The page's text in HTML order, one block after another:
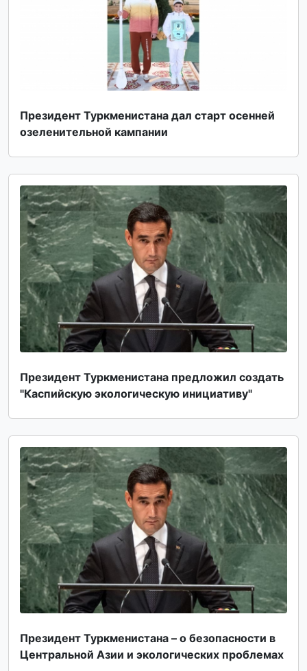
Президент Туркменистана дал старт осенней
озеленительной кампании
Президент Туркменистана предложил создать
"Каспийскую экологическую инициативу"
Президент Туркменистана – о безопасности в
Центральной Азии и экологических проблемах